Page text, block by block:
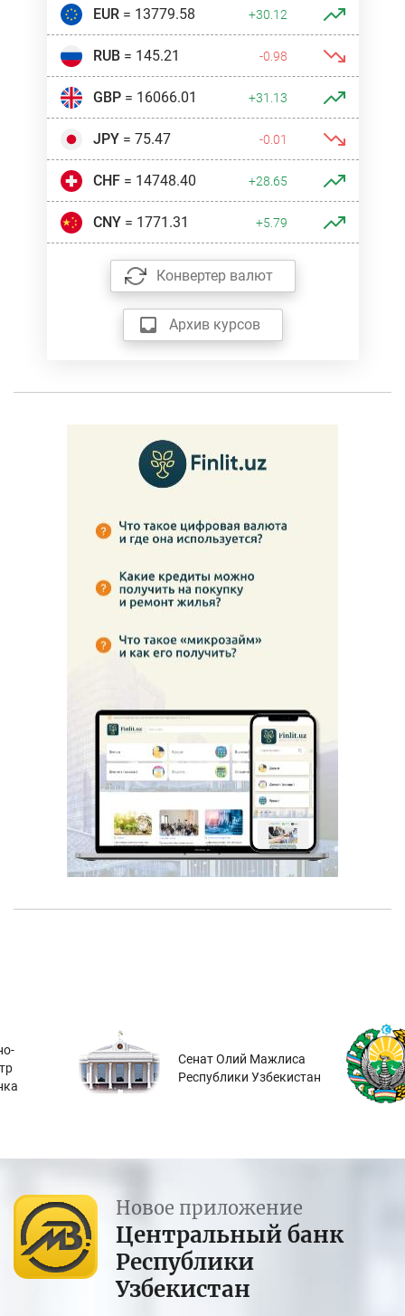
EUR= 13779.58 +30.12
RUB= 145.21 -0.98
GBP= 16066.01 +31.13
JPY= 75.47 -0.01
CHF= 14748.40 +28.65
CNY= 1771.31 +5.79
Конвертер валют
Архив курсов
Сенат Олий Мажлиса
Республики Узбекистан
Новое приложение
Центральный банк
Республики
Узбекистан